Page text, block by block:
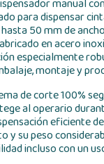
manual
para dispensar
50 mm de
en acero
especialmente
montaje y
de corte 100%
al operario
eficiente
y su peso
incluso con un